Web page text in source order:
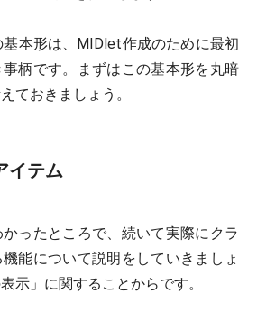
本形は、MIDlet作成のために最初
柄です。まずはこの基本形を丸暗
ておきましょう。
イテム
ったところで、続いて実際にクラ
能について説明をしていきましょ
示」に関することからです。